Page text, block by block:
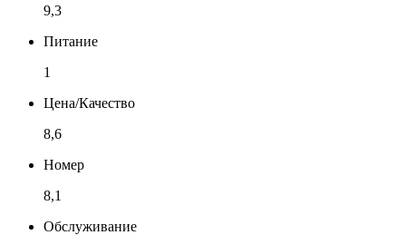
9,3
Питание
1
Цена/Качество
8,6
Номер
8,1
Обслуживание